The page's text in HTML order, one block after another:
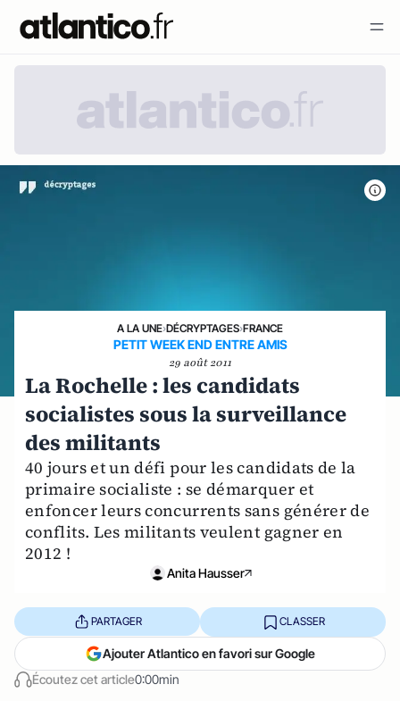
A LA UNE›DÉCRYPTAGES›FRANCE
PETIT WEEK END ENTRE AMIS
29 août 2011
La Rochelle : les candidats
socialistes sous la surveillance
des militants
40 jours et un défi pour les candidats de la
primaire socialiste : se démarquer et
enfoncer leurs concurrents sans générer de
conflits. Les militants veulent gagner en
2012 !
Anita Hausser
Écoutez cet article0:00min
PARTAGER CLASSER
Ajouter Atlantico en favori sur Google